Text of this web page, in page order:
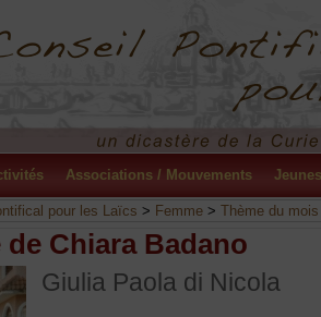
Associations / Mouvements Jeunes
pour les Laïcs > Femme > Thème du mois
de Chiara Badano
Giulia Paola di Nicola